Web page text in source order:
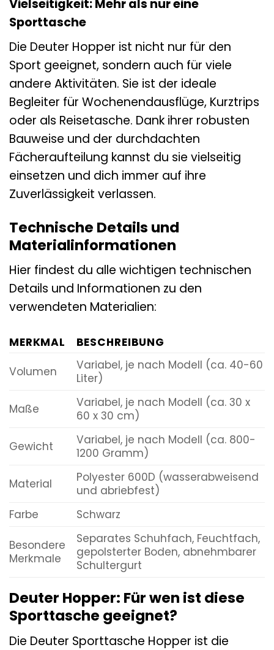
Vielseitigkeit: Mehr als nur eine
Sporttasche
Die Deuter Hopper ist nicht nur für den
Sport geeignet, sondern auch für viele
andere Aktivitäten. Sie ist der ideale
Begleiter für Wochenendausflüge, Kurztrips
oder als Reisetasche. Dank ihrer robusten
Bauweise und der durchdachten
Fächeraufteilung kannst du sie vielseitig
einsetzen und dich immer auf ihre
Zuverlässigkeit verlassen.
Technische Details und
Materialinformationen
Hier findest du alle wichtigen technischen
Details und Informationen zu den
verwendeten Materialien:
MERKMAL
BESCHREIBUNG
Volumen
Variabel, je nach Modell (ca. 40-60
Liter)
Maße
Variabel, je nach Modell (ca. 30 x
60 x 30 cm)
Gewicht
Variabel, je nach Modell (ca. 800-
1200 Gramm)
Material
Polyester 600D (wasserabweisend
und abriebfest)
Farbe
Schwarz
Besondere
Merkmale
Separates Schuhfach, Feuchtfach,
gepolsterter Boden, abnehmbarer
Schultergurt
Deuter Hopper: Für wen ist diese
Sporttasche geeignet?
Die Deuter Sporttasche Hopper ist die